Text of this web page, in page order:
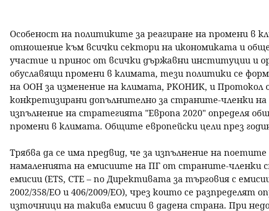
Особеност на политиките за реагиране на промени в
отношение към всички сектори на икономиката и
участие и принос от всички държавни институции и
обуславящи промени в климата, тези политики се
на ООН за изменение на климата, РКОНИК, и Протокол
конкретизирани допълнително за страните-членки
изпълнение на стратегията "Европа 2020" определя
промени в климата. Общите европейски цели през
Трябва да се има предвид, че за изпълнение на
намаленията на емисиите на ПГ от страните-членки
емисии (ETS, СТЕ – по Директивата за търговия с
2002/358/ЕО и 406/2009/ЕО), чрез които се разпределят
източници на такива емисии в дадена страна. При